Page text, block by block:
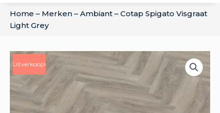
Home – Merken – Ambiant – Cotap Spigato Visgraat
Light Grey
Uitverkoop!